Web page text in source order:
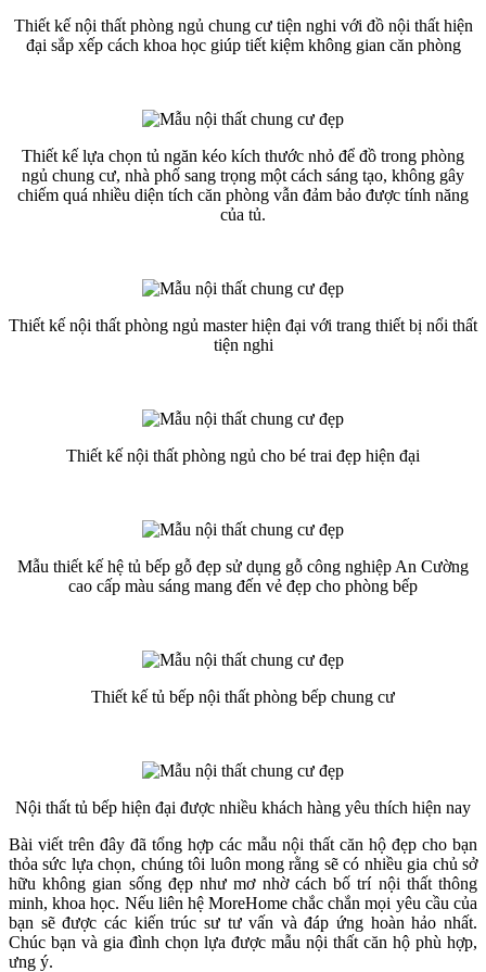
Thiết kế nội thất phòng ngủ chung cư tiện nghi với đồ nội thất hiện
đại sắp xếp cách khoa học giúp tiết kiệm không gian căn phòng
Thiết kế lựa chọn tủ ngăn kéo kích thước nhỏ để đồ trong phòng
ngủ chung cư, nhà phố sang trọng một cách sáng tạo, không gây
chiếm quá nhiều diện tích căn phòng vẫn đảm bảo được tính năng
của tủ.
Thiết kế nội thất phòng ngủ master hiện đại với trang thiết bị nổi thất
tiện nghi
Thiết kế nội thất phòng ngủ cho bé trai đẹp hiện đại
Mẫu thiết kế hệ tủ bếp gỗ đẹp sử dụng gỗ công nghiệp An Cường
cao cấp màu sáng mang đến vẻ đẹp cho phòng bếp
Thiết kế tủ bếp nội thất phòng bếp chung cư
Nội thất tủ bếp hiện đại được nhiều khách hàng yêu thích hiện nay
Bài viết trên đây đã tổng hợp các mẫu nội thất căn hộ đẹp cho bạn
thỏa sức lựa chọn, chúng tôi luôn mong rằng sẽ có nhiều gia chủ sở
hữu không gian sống đẹp như mơ nhờ cách bố trí nội thất thông
minh, khoa học. Nếu liên hệ MoreHome chắc chắn mọi yêu cầu của
bạn sẽ được các kiến trúc sư tư vấn và đáp ứng hoàn hảo nhất.
Chúc bạn và gia đình chọn lựa được mẫu nội thất căn hộ phù hợp,
ưng ý.